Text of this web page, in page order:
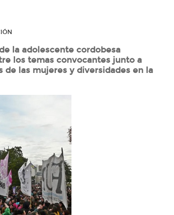
la adolescente cordobesa
los temas convocantes junto a
de las mujeres y diversidades en la